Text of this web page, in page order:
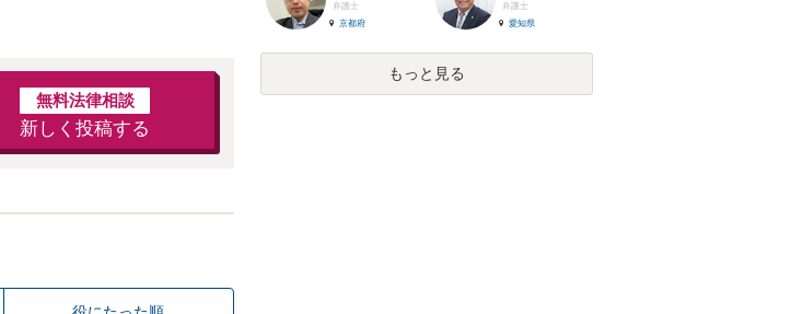
無料法律相談
新しく投稿する
弁護士
京都府
弁護士
愛知県
もっと見る